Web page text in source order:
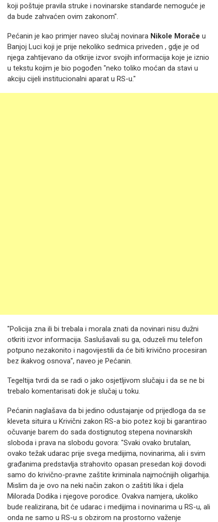
koji poštuje pravila struke i novinarske standarde nemoguće je
da bude zahvaćen ovim zakonom".
Pećanin je kao primjer naveo slučaj novinara Nikole Morače u
Banjoj Luci koji je prije nekoliko sedmica priveden , gdje je od
njega zahtijevano da otkrije izvor svojih informacija koje je iznio
u tekstu kojim je bio pogođen "neko toliko moćan da stavi u
akciju cijeli institucionalni aparat u RS-u."
"Policija zna ili bi trebala i morala znati da novinari nisu dužni
otkriti izvor informacija. Saslušavali su ga, oduzeli mu telefon
potpuno nezakonito i nagovijestili da će biti krivično procesiran
bez ikakvog osnova", naveo je Pećanin.
Tegeltija tvrdi da se radi o jako osjetljivom slučaju i da se ne bi
trebalo komentarisati dok je slučaj u toku.
Pećanin naglašava da bi jedino odustajanje od prijedloga da se
kleveta situira u Krivični zakon RS-a bio potez koji bi garantirao
očuvanje barem do sada dostignutog stepena novinarskih
sloboda i prava na slobodu govora: "Svaki ovako brutalan,
ovako težak udarac prije svega medijima, novinarima, ali i svim
građanima predstavlja strahovito opasan presedan koji dovodi
samo do krivično-pravne zaštite kriminala najmoćnijih oligarhija.
Mislim da je ovo na neki način zakon o zaštiti lika i djela
Milorada Dodika i njegove porodice. Ovakva namjera, ukoliko
bude realizirana, bit će udarac i medijima i novinarima u RS-u, ali
onda ne samo u RS-u s obzirom na prostorno važenje